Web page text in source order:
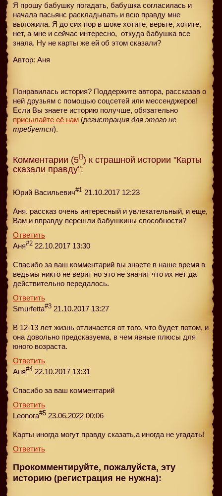
Я прошу бабушку погадать, бабушка согласилась и
начала пасьянс раскладывать и всю правду мне
выложила. Я до сих пор в шоке хотите, верьте, хотите,
нет, а мне и сейчас интересно, откуда бабушка все
знала. Ну не карты же ей об этом сказали?
Автор: Аня
Понравилась история? Поддержите автора, рассказав о
ней друзьям с помощью соцсетей или мессенджеров!
Если Вы знаете историю получше, обязательно
присылайте её нам (регистрация для этого не
требуется).
Комментарии (5 ) к страшной истории "Карты
сказали правду":
Юрий Васильевич#1 21.10.2017 12:23
Аня. рассказ очень интересный и увлекательный, и еще,
Вам и вправду перешли бабушкины способности?
Ответить
Аня#2 22.10.2017 13:30
Спасибо за ваш комментарий вы знаете в наше время в
ведьмы никто не верит но это не значит что их нет да
действительно передалось.
Ответить
Smurfetta#3 21.10.2017 13:27
В 12-13 лет жизнь отличается от того, что будет потом, и
она довольно предсказуема, в чем явные плюсы для
юного возраста.
Ответить
Аня#4 22.10.2017 13:31
Спасибо за ваш комментарий
Ответить
Leonora#5 23.06.2022 00:06
Карты иногда могут правду сказать,а иногда не угадать!
Ответить
Прокомментируйте, пожалуйста, эту
историю (регистрация не нужна):